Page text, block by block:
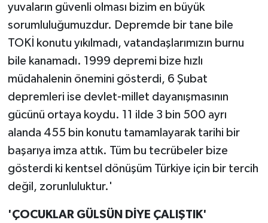
yuvaların güvenli olması bizim en büyük
sorumluluğumuzdur. Depremde bir tane bile
TOKİ konutu yıkılmadı, vatandaşlarımızın burnu
bile kanamadı. 1999 depremi bize hızlı
müdahalenin önemini gösterdi, 6 Şubat
depremleri ise devlet-millet dayanışmasının
gücünü ortaya koydu. 11 ilde 3 bin 500 ayrı
alanda 455 bin konutu tamamlayarak tarihi bir
başarıya imza attık. Tüm bu tecrübeler bize
gösterdi ki kentsel dönüşüm Türkiye için bir tercih
değil, zorunluluktur.'
'ÇOCUKLAR GÜLSÜN DİYE ÇALIŞTIK'